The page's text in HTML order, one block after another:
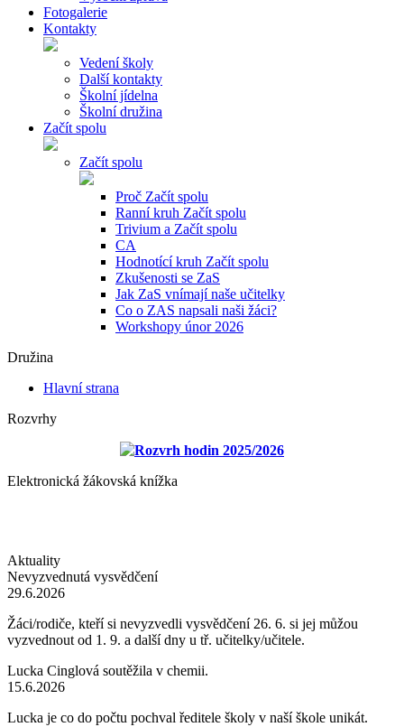
Fotogalerie
Kontakty
Vedení školy
Další kontakty
Školní jídelna
Školní družina
Začít spolu
Začít spolu
Proč Začít spolu
Ranní kruh Začít spolu
Trivium a Začít spolu
CA
Hodnotící kruh Začít spolu
Zkušenosti se ZaS
Jak ZaS vnímají naše učitelky
Co o ZAS napsali naši žáci?
Workshopy únor 2026
Družina
Hlavní strana
Rozvrhy
Rozvrh hodin 2025/2026
Elektronická žákovská knížka
Aktuality
Nevyzvednutá vysvědčení
29.6.2026
Žáci/rodiče, kteří si nevyzvedli vysvědčení 26. 6. si jej můžou
vyzvednout od 1. 9. a další dny u tř. učitelky/učitele.
Lucka Cinglová soutěžila v chemii.
15.6.2026
Lucka je co do počtu pochval ředitele školy v naší škole unikát.